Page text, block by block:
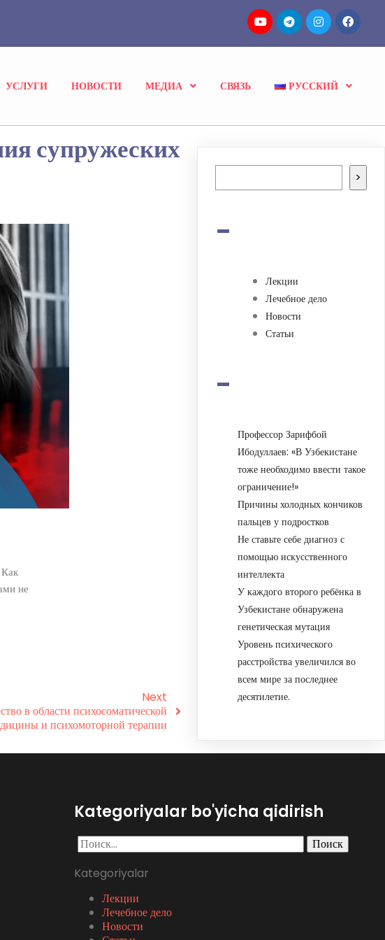
УСЛУГИ НОВОСТИ МЕДИА СВЯЗЬ РУССКИЙ
супружеских
не
Next
в области психосоматической
и психомоторной терапии
Поиск >
-
Лекции
Лечебное дело
Новости
Статьи
-
Профессор Зарифбой
Ибодуллаев: «В Узбекистане
тоже необходимо ввести такое
ограничение!»
Причины холодных кончиков
пальцев у подростков
Не ставьте себе диагноз с
помощью искусственного
интеллекта
У каждого второго ребёнка в
Узбекистане обнаружена
генетическая мутация
Уровень психического
расстройства увеличился во
всем мире за последнее
десятилетие.
Kategoriyalar bo'yicha qidirish
Найти:
Kategoriyalar
Лекции
Лечебное дело
Новости